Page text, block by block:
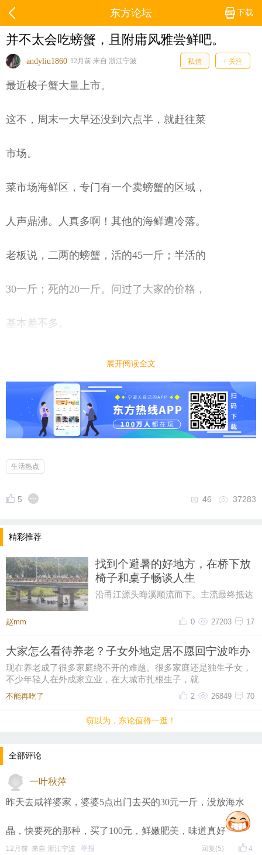
下载
东方论坛
并不太会吃螃蟹，且附庸风雅尝鲜吧。
andyliu1860 12月前 来自 浙江宁波 私信 + 关注
最近梭子蟹大量上市。
这不，周末一大早还没到六点半，就赶往菜
市场。
菜市场海鲜区，专门有一个卖螃蟹的区域，
人声鼎沸。人真多啊！其他的海鲜遭冷落。
老板说，二两的螃蟹，活的45一斤；半活的
30一斤；死的20一斤。问过了大家的价格，
基本差不多。
买了两斤活的，先尝尝鲜吧。
这个季节，不管喜不喜欢吃蟹，先买两只尝
尝看，也算是附庸风雅吧。
展开阅读全文
生活热点
5 37283
46
精彩推荐
找到个避暑的好地方，在桥下放
椅子和桌子畅谈人生
沿甬江源头晦溪顺流而下。主流最终抵达
家水利风景区。由于“晦溪
赵mm 17
27203
0
大家怎么看待养老？子女外地定居不愿回宁波咋办
现在养老成了很多家庭绕不开的难题。很多家庭还是独生子女，
不少年轻人在外成家立业，在大城市扎根生子，就
不能再吃了 70
26849
2
窃以为，东论值得一逛！
全部评论
一叶秋萍
昨天去咸祥婆家，婆婆5点出门去买的30元一斤，没放海水
晶，快要死的那种，买了100元，鲜嫩肥美，味道真好
4
12月前 来自 浙江宁波 举报 回复 (5)